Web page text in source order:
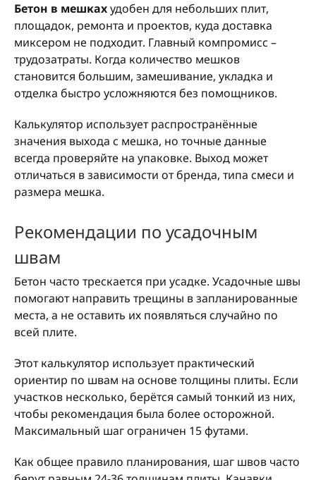
Бетон в мешкахудобен для небольших плит,
площадок, ремонта и проектов, куда доставка
миксером не подходит. Главный компромисс –
трудозатраты. Когда количество мешков
становится большим, замешивание, укладка и
отделка быстро усложняются без помощников.
Калькулятор использует распространённые
значения выхода с мешка, но точные данные
всегда проверяйте на упаковке. Выход может
отличаться в зависимости от бренда, типа смеси и
размера мешка.
Рекомендации по усадочным
швам
Бетон часто трескается при усадке. Усадочные швы
помогают направить трещины в запланированные
места, а не оставить их появляться случайно по
всей плите.
Этот калькулятор использует практический
ориентир по швам на основе толщины плиты. Если
участков несколько, берётся самый тонкий из них,
чтобы рекомендация была более осторожной.
Максимальный шаг ограничен 15 футами.
Как общее правило планирования, шаг швов часто